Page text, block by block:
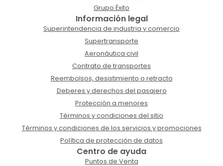
Grupo Éxito
Información legal
Superintendencia de industria y comercio
Supertransporte
Aeronáutica civil
Contrato de transportes
Reembolsos, desistimiento o retracto
Deberes y derechos del pasajero
Protección a menores
Términos y condiciones del sitio
Términos y condiciones de los servicios y promociones
Política de protección de datos
Centro de ayuda
Puntos de Venta